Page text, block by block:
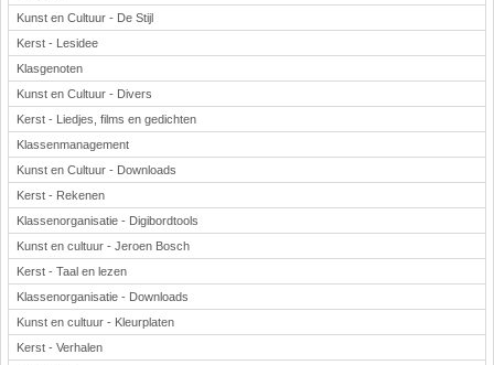
Kunst en Cultuur - De Stijl
Kerst - Lesidee
Klasgenoten
Kunst en Cultuur - Divers
Kerst - Liedjes, films en gedichten
Klassenmanagement
Kunst en Cultuur - Downloads
Kerst - Rekenen
Klassenorganisatie - Digibordtools
Kunst en cultuur - Jeroen Bosch
Kerst - Taal en lezen
Klassenorganisatie - Downloads
Kunst en cultuur - Kleurplaten
Kerst - Verhalen